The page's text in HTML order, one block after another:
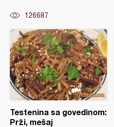
126687
Testenina sa govedinom:
Prži, mešaj